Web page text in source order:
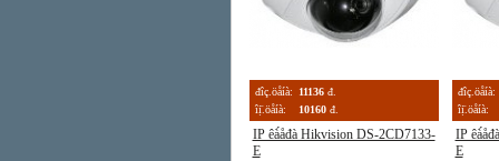
đîç.öåíà: 11136 đ.
îị̈.öåíà:
10160 đ.
IP êà́åđà Hikvision DS-2CD7133-
E
đîç.öåíà:
îị̈.öåíà:
IP
E